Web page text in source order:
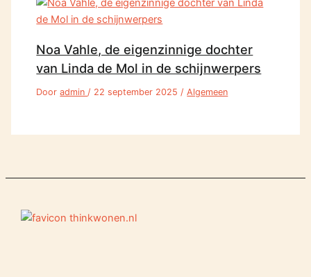
Noa Vahle, de eigenzinnige dochter
van Linda de Mol in de schijnwerpers
Dooradmin / 22 september 2025 /Algemeen